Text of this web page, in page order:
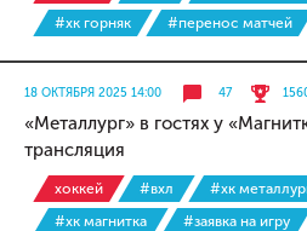
#хк горняк
#перенос матчей
18 ОКТЯБРЯ 2025 14:00 47
«Металлург» в гостях у
трансляция
хоккей #вхл
#хк
#хк магнитка
#заявка на игру